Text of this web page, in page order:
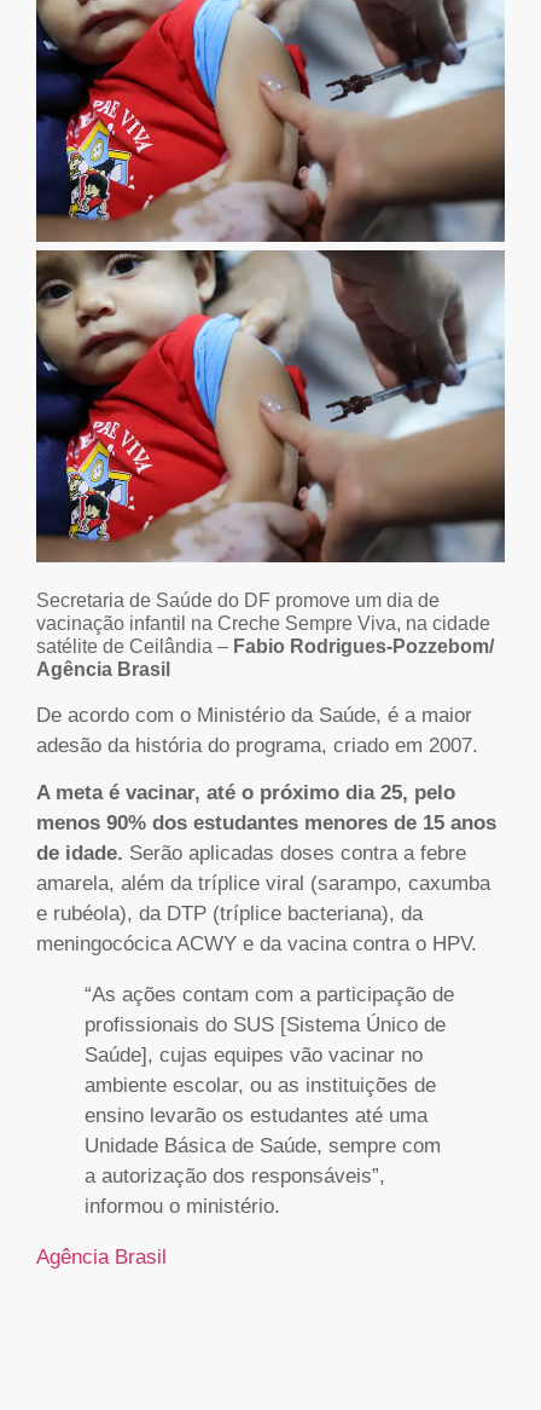
Secretaria de Saúde do DF promove um dia de
vacinação infantil na Creche Sempre Viva, na cidade
satélite de Ceilândia – Fabio Rodrigues-Pozzebom/
Agência Brasil
De acordo com o Ministério da Saúde, é a maior
adesão da história do programa, criado em 2007.
A meta é vacinar, até o próximo dia 25, pelo
menos 90% dos estudantes menores de 15 anos
de idade. Serão aplicadas doses contra a febre
amarela, além da tríplice viral (sarampo, caxumba
e rubéola), da DTP (tríplice bacteriana), da
meningocócica ACWY e da vacina contra o HPV.
“As ações contam com a participação de
profissionais do SUS [Sistema Único de
Saúde], cujas equipes vão vacinar no
ambiente escolar, ou as instituições de
ensino levarão os estudantes até uma
Unidade Básica de Saúde, sempre com
a autorização dos responsáveis”,
informou o ministério.
Agência Brasil